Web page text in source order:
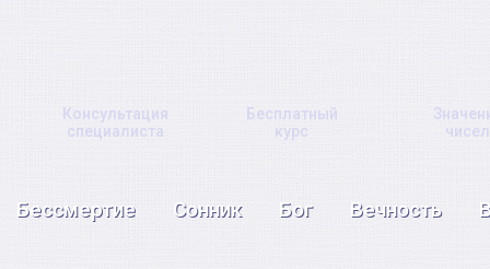
Консультация
специалиста
Бесплатный
курс
чисел
Бессмертие Сонник Бог Вечность